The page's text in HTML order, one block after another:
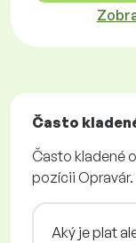
Často
Často kladené
pozícii Opravár.
Aký je plat